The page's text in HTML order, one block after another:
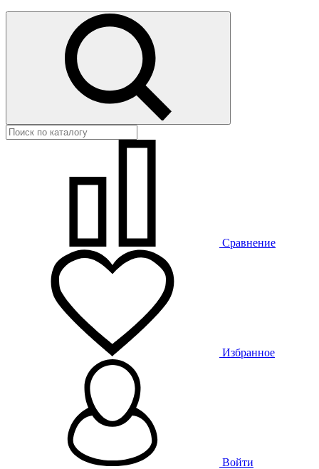
Сравнение
Избранное
Войти